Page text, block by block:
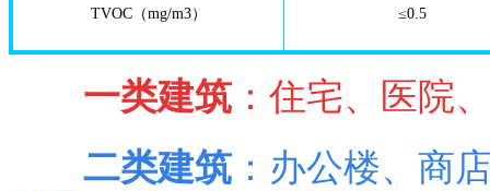
TVOC（mg/m3） ≤0.5
一类建筑 ：住宅、医院
二类建筑 ：办公楼、商